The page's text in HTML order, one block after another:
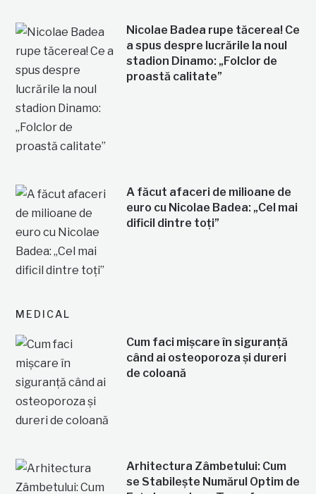
Nicolae Badea rupe tăcerea! Ce
a spus despre lucrările la noul
stadion Dinamo: „Folclor de
proastă calitate”
A făcut afaceri de milioane de
euro cu Nicolae Badea: „Cel mai
dificil dintre toți”
MEDICAL
Cum faci mișcare în siguranță
când ai osteoporoza și dureri
de coloană
Arhitectura Zâmbetului: Cum
se Stabilește Numărul Optim de